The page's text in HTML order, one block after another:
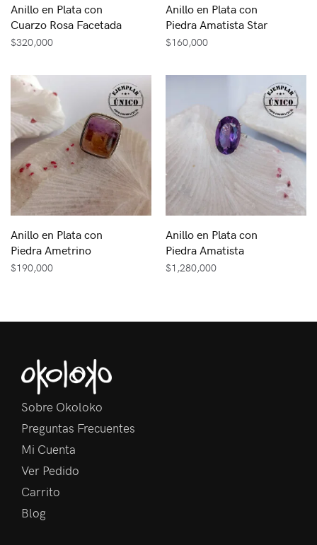
Anillo en Plata con
Cuarzo Rosa Facetada
$320,000
Anillo en Plata con
Piedra Amatista Star
$160,000
Anillo en Plata con
Piedra Ametrino
$190,000
Anillo en Plata con
Piedra Amatista
$1,280,000
Sobre Okoloko
Preguntas Frecuentes
Mi Cuenta
Ver Pedido
Carrito
Blog